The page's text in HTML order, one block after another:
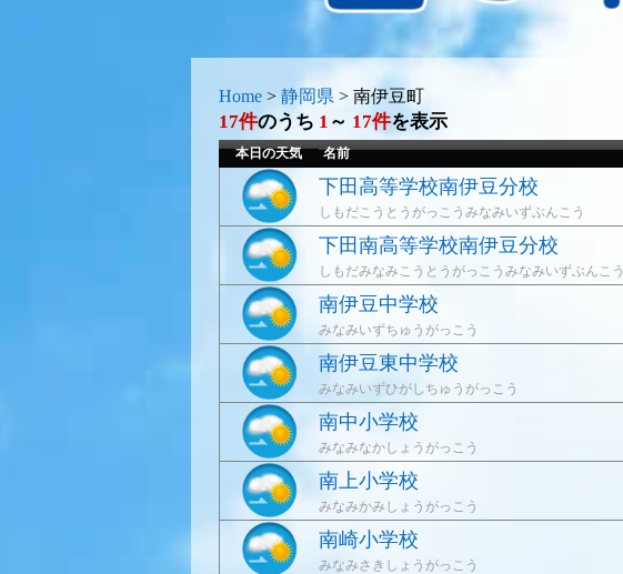
Home > 静岡県 > 南伊豆町
17件のうち 1 ～ 17件を表示
本日の天気 名前
下田高等学校南伊豆分校
しもだこうとうがっこうみなみいずぶんこう
下田南高等学校南伊豆分校
しもだみなみこうとうがっこうみなみいずぶんこう
南伊豆中学校
みなみいずちゅうがっこう
南伊豆東中学校
みなみいずひがしちゅうがっこう
南中小学校
みなみなかしょうがっこう
南上小学校
みなみかみしょうがっこう
南崎小学校
みなみさきしょうがっこう